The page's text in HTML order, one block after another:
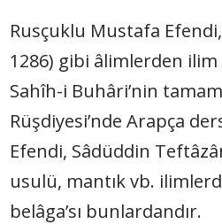
Rusçuklu Mustafa
1286) gibi âlimlerden ilim
Sahîh-i Buhâri’nin
Rüşdiyesi’nde Arapça
Efendi, Sâdüddin
usulü, mantık vb.
belâga’sı bunlardandır.